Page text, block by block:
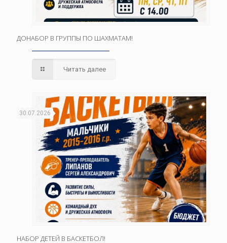
ДОНАБОР В ГРУППЫ ПО ШАХМАТАМ!
Читать далее
30.07.2026
НАБОР ДЕТЕЙ В БАСКЕТБОЛ!